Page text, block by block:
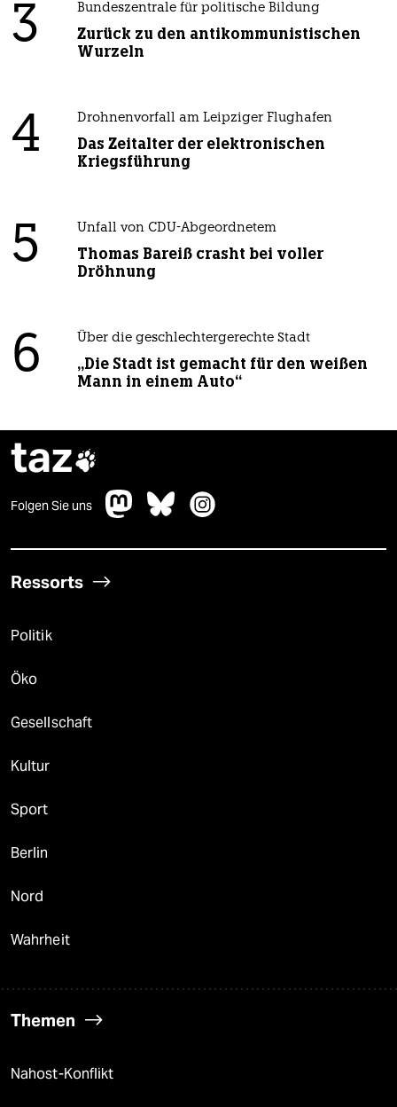
3 Bundeszentrale für politische Bildung
Zurück zu den antikommunistischen
Wurzeln
4 Drohnenvorfall am Leipziger Flughafen
Das Zeitalter der elektronischen
Kriegsführung
5 Unfall von CDU-Abgeordnetem
Thomas Bareiß crasht bei voller
Dröhnung
6 Über die geschlechtergerechte Stadt
„Die Stadt ist gemacht für den weißen
Mann in einem Auto“
taz
Folgen Sie uns
Ressorts
Politik
Öko
Gesellschaft
Kultur
Sport
Berlin
Nord
Wahrheit
Themen
Nahost-Konflikt